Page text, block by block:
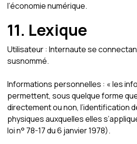
l’économie numérique.
11. Lexique
Utilisateur : Internaute se
susnommé.
Informations personnelles : « les
permettent, sous quelque forme
directement ou non, l’identification
physiques auxquelles elles
loi n° 78-17 du 6 janvier 1978).